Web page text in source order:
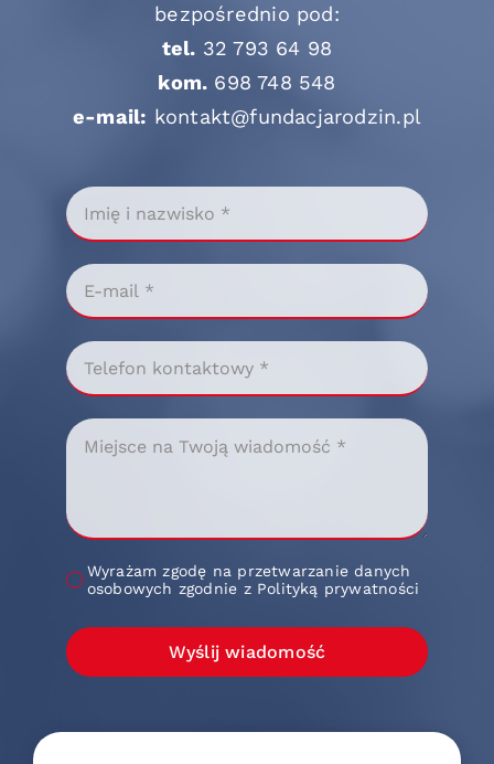
bezpośrednio pod:
tel. 32 793 64 98
kom. 698 748 548
e-mail: kontakt@fundacjarodzin.pl
Wyrażam zgodę na przetwarzanie danych
osobowych zgodnie z Polityką prywatności
Wyślij wiadomość